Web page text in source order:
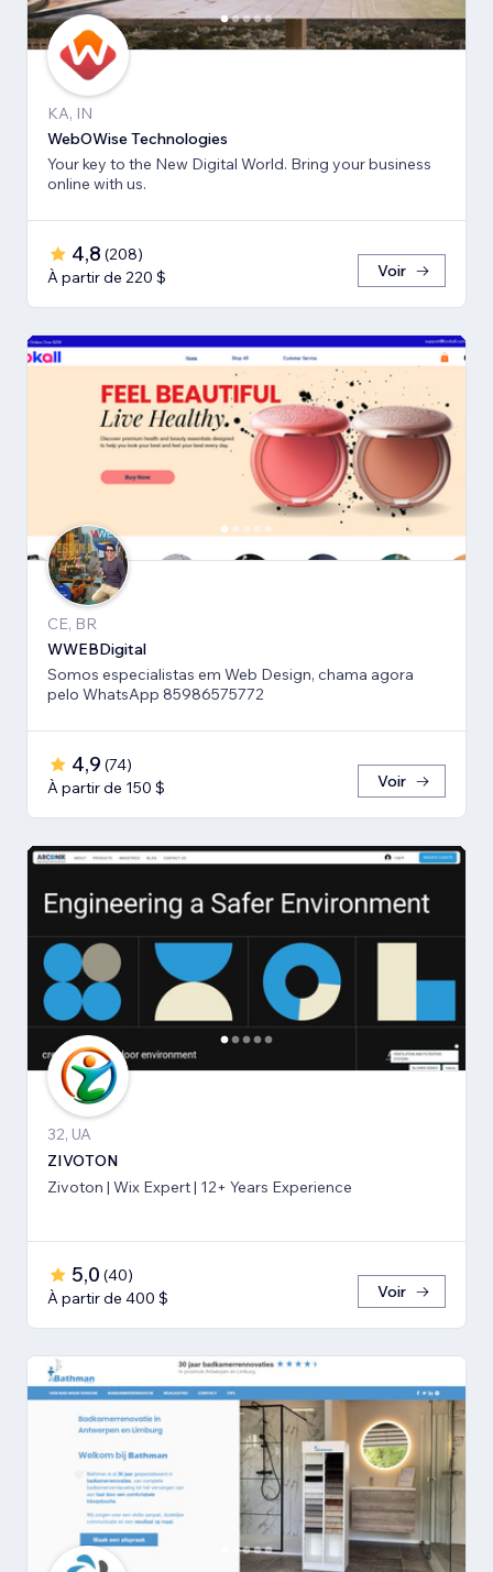
KA, IN
WebOWise Technologies
Your key to the New Digital World. Bring your business
online with us.
4,8 (208)
À partir de 220 $
Voir
CE, BR
WWEBDigital
Somos especialistas em Web Design, chama agora
pelo WhatsApp 85986575772
4,9 (74)
À partir de 150 $
Voir
32, UA
ZIVOTON
Zivoton | Wix Expert | 12+ Years Experience
5,0 (40)
À partir de 400 $
Voir